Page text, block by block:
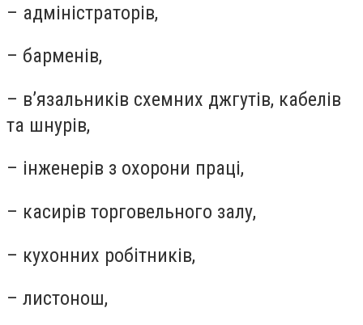
– адміністраторів,
– барменів,
– в’язальників схемних джгутів, кабелів
та шнурів,
– інженерів з охорони праці,
– касирів торговельного залу,
– кухонних робітників,
– листонош,